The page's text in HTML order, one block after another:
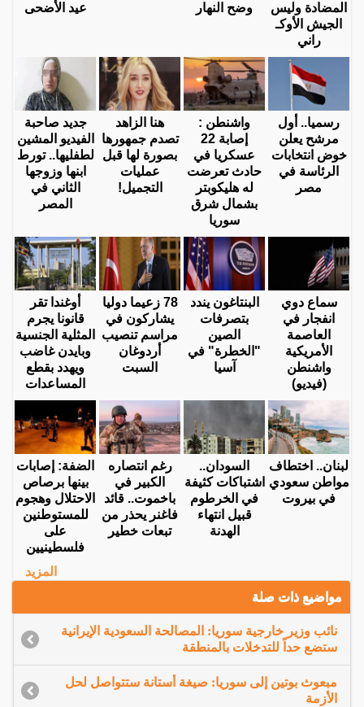
المضادة وليس
الجيش الأوكـ
راني
وضح النهار
عيد الأضحى
رسميا.. أول
مرشح يعلن
خوض انتخابات
الرئاسة في
مصر
واشنطن :
إصابة 22
عسكريا في
حادث تعرضت
له هليكوبتر
بشمال شرق
سوريا
هنا الزاهد
تصدم جمهورها
بصورة لها قبل
عمليات
التجميل!
جديد صاحبة
الفيديو المشين
لطفليها.. تورط
ابنها وزوجها
الثاني في
المصر
سماع دوي
انفجار في
العاصمة
الأمريكية
واشنطن
(فيديو)
البنتاغون يندد
بتصرفات
الصين
"الخطرة" في
آسيا
78 زعيما دوليا
يشاركون في
مراسم تنصيب
أردوغان
السبت
أوغندا تقر
قانونا يجرم
المثلية الجنسية
وبايدن غاضب
ويهدد بقطع
المساعدات
لبنان.. اختطاف
مواطن سعودي
في بيروت
السودان..
اشتباكات كثيفة
في الخرطوم
قبيل انتهاء
الهدنة
رغم انتصاره
الكبير في
باخموت.. قائد
فاغنر يحذر من
تبعات خطير
الضفة: إصابات
بينها برصاص
الاحتلال وهجوم
للمستوطنين
على
فلسطينيين
المزيد
مواضيع ذات صلة
نائب وزير خارجية سوريا: المصالحة السعودية الإيرانية
ستضع حداً للتدخلات بالمنطقة
مبعوث بوتين إلى سوريا: صيغة أستانة ستتواصل لحل
الأزمة